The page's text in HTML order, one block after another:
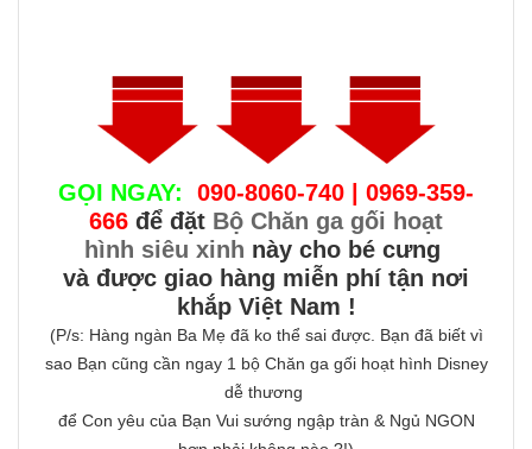
GỌI NGAY:
090-8060-740 | 0969-359-
666 để đặt Bộ Chăn ga gối hoạt
hình siêu xinh này cho bé cưng
và được giao hàng miễn phí tận nơi
khắp Việt Nam !
(P/s: Hàng ngàn Ba Mẹ đã ko thể sai được. Bạn đã biết vì
sao Bạn cũng cần ngay 1 bộ Chăn ga gối hoạt hình Disney
dễ thương
để Con yêu của Bạn Vui sướng ngập tràn & Ngủ NGON